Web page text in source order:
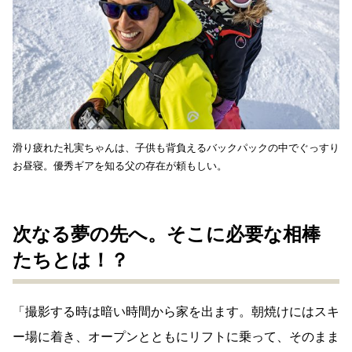
滑り疲れた礼実ちゃんは、子供も背負えるバックパックの中でぐっすり
お昼寝。優秀ギアを知る父の存在が頼もしい。
次なる夢の先へ。そこに必要な相棒
たちとは！？
「撮影する時は暗い時間から家を出ます。朝焼けにはスキ
ー場に着き、オープンとともにリフトに乗って、そのまま